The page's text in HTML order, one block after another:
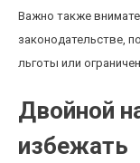
Важно также
законодательстве,
льготы или
Двойной
избежать